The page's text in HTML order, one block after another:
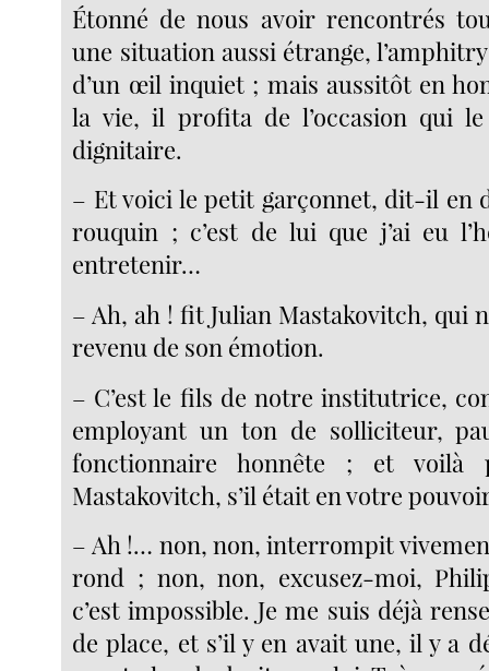
Étonné de nous avoir rencontrés
une situation aussi étrange,
d’un œil inquiet ; mais aussitôt en
la vie, il profita de l’occasion qui
dignitaire.
– Et voici le petit garçonnet, dit-il en
rouquin ; c’est de lui que j’ai eu
entretenir…
– Ah, ah ! fit Julian Mastakovitch, qui
revenu de son émotion.
– C’est le fils de notre institutrice,
employant un ton de solliciteur,
fonctionnaire honnête ; et voilà
Mastakovitch, s’il était en votre
– Ah !… non, non, interrompit
rond ; non, non, excusez-moi,
c’est impossible. Je me suis déjà
de place, et s’il y en avait une, il y a